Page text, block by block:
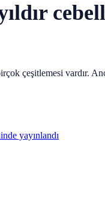
çeşitlemesi vardır.
yayınlandı